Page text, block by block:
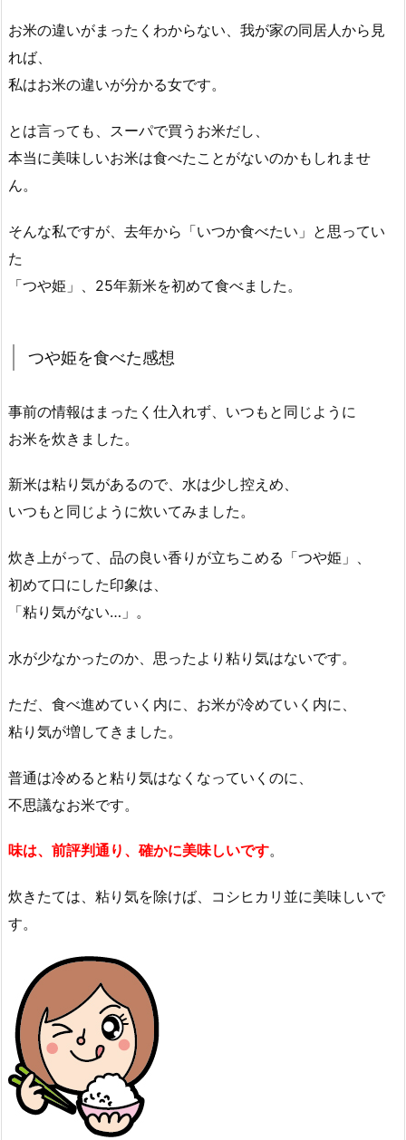
お米の違いがまったくわからない、我が家の同居人から見
れば、
私はお米の違いが分かる女です。
とは言っても、スーパで買うお米だし、
本当に美味しいお米は食べたことがないのかもしれませ
ん。
そんな私ですが、去年から「いつか食べたい」と思ってい
た
「つや姫」、25年新米を初めて食べました。
つや姫を食べた感想
事前の情報はまったく仕入れず、いつもと同じように
お米を炊きました。
新米は粘り気があるので、水は少し控えめ、
いつもと同じように炊いてみました。
炊き上がって、品の良い香りが立ちこめる「つや姫」、
初めて口にした印象は、
「粘り気がない…」。
水が少なかったのか、思ったより粘り気はないです。
ただ、食べ進めていく内に、お米が冷めていく内に、
粘り気が増してきました。
普通は冷めると粘り気はなくなっていくのに、
不思議なお米です。
味は、前評判通り、確かに美味しいです。
炊きたては、粘り気を除けば、コシヒカリ並に美味しいで
す。